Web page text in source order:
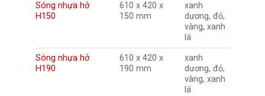
Sóng nhựa hở
H150
610 x 420 x
150 mm
xanh
dương, đỏ,
vàng, xanh
lá
Sóng nhựa hở
H190
610 x 420 x
190 mm
xanh
dương, đỏ,
vàng, xanh
lá